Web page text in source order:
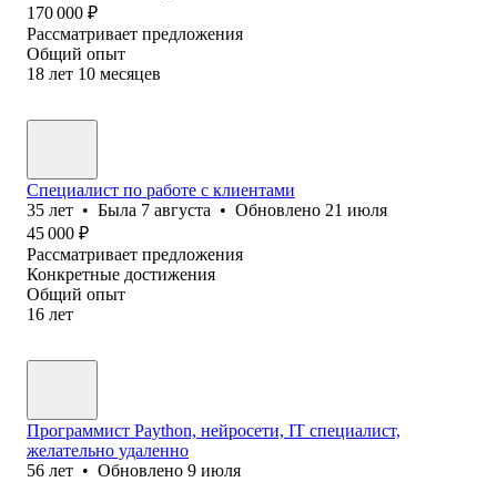
170 000 ₽
Рассматривает предложения
Общий опыт
18 лет 10 месяцев
Специалист по работе с клиентами
35 лет • Была 7 августа • Обновлено 21 июля
45 000 ₽
Рассматривает предложения
Конкретные достижения
Общий опыт
16 лет
Программист Paython, нейросети, IT специалист,
желательно удаленно
56 лет • Обновлено 9 июля